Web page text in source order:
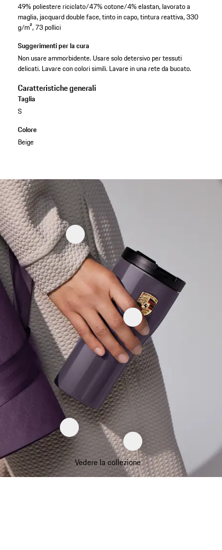
49% poliestere riciclato/47% cotone/4% elastan, lavorato a
maglia, jacquard double face, tinto in capo, tintura reattiva, 330
g/m², 73 pollici
Suggerimenti per la cura
Non usare ammorbidente. Usare solo detersivo per tessuti
delicati. Lavare con colori simili. Lavare in una rete da bucato.
Caratteristiche generali
Taglia
S
Colore
Beige
Vedere la collezione